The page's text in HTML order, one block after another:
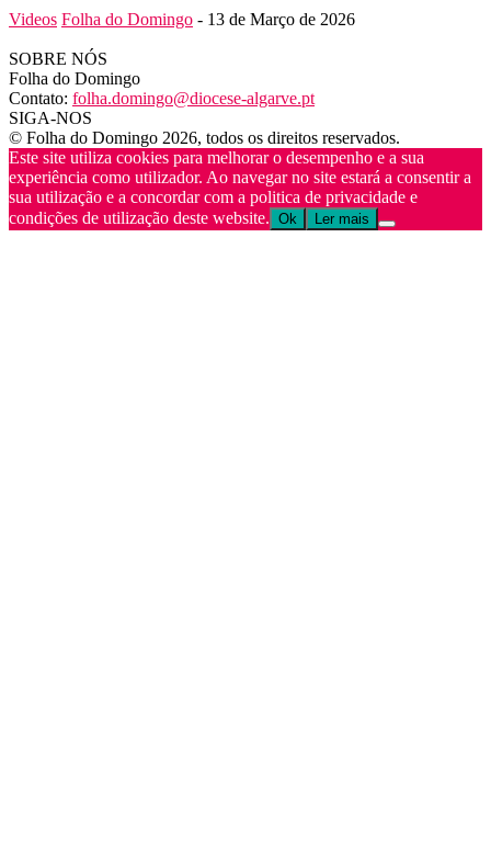
Videos Folha do Domingo - 13 de Março de 2026
SOBRE NÓS
Folha do Domingo
Contato: folha.domingo@diocese-algarve.pt
SIGA-NOS
© Folha do Domingo 2026, todos os direitos reservados.
Este site utiliza cookies para melhorar o desempenho e a sua
experiência como utilizador. Ao navegar no site estará a consentir a
sua utilização e a concordar com a politica de privacidade e
condições de utilização deste website. Ok Ler mais